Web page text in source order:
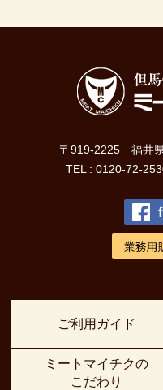
〒919-2225 福井
TEL : 0120-72-
ご利用ガイド
ミートマイチクの
こだわり